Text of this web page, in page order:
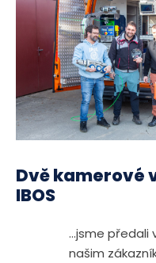
Dvě kamerové
IBOS
...jsme předali
našim